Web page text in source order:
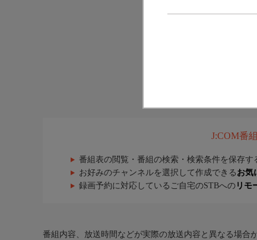
J:COM番
番組表の閲覧・番組の検索・検索条件を保存す
お好みのチャンネルを選択して作成できる お気
録画予約に対応しているご自宅のSTBへの リモ
番組内容、放送時間などが実際の放送内容と異なる場合